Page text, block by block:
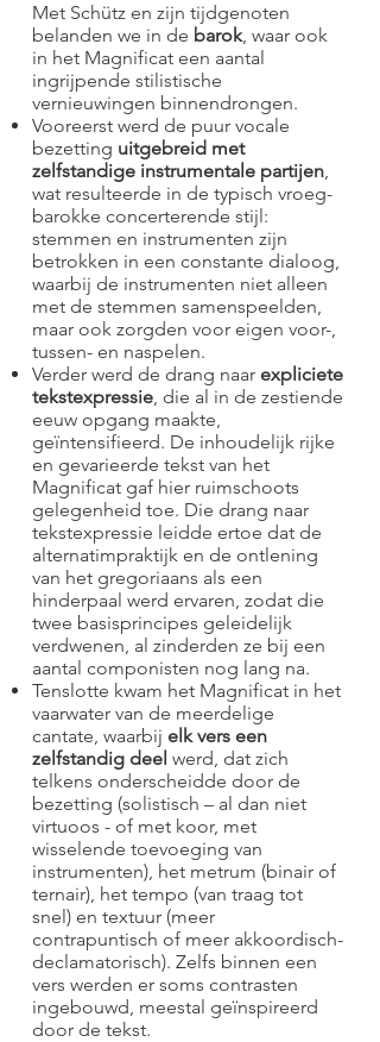
Met Schütz en zijn tijdgenoten
belanden we in de barok, waar ook
in het Magnificat een aantal
ingrijpende stilistische
vernieuwingen binnendrongen.
Vooreerst werd de puur vocale
bezetting uitgebreid met
zelfstandige instrumentale partijen,
wat resulteerde in de typisch vroeg-
barokke concerterende stijl:
stemmen en instrumenten zijn
betrokken in een constante dialoog,
waarbij de instrumenten niet alleen
met de stemmen samenspeelden,
maar ook zorgden voor eigen voor-,
tussen- en naspelen.
Verder werd de drang naar expliciete
tekstexpressie, die al in de zestiende
eeuw opgang maakte,
geïntensifieerd. De inhoudelijk rijke
en gevarieerde tekst van het
Magnificat gaf hier ruimschoots
gelegenheid toe. Die drang naar
tekstexpressie leidde ertoe dat de
alternatimpraktijk en de ontlening
van het gregoriaans als een
hinderpaal werd ervaren, zodat die
twee basisprincipes geleidelijk
verdwenen, al zinderden ze bij een
aantal componisten nog lang na.
Tenslotte kwam het Magnificat in het
vaarwater van de meerdelige
cantate, waarbij elk vers een
zelfstandig deel werd, dat zich
telkens onderscheidde door de
bezetting (solistisch – al dan niet
virtuoos - of met koor, met
wisselende toevoeging van
instrumenten), het metrum (binair of
ternair), het tempo (van traag tot
snel) en textuur (meer
contrapuntisch of meer akkoordisch-
declamatorisch). Zelfs binnen een
vers werden er soms contrasten
ingebouwd, meestal geïnspireerd
door de tekst.